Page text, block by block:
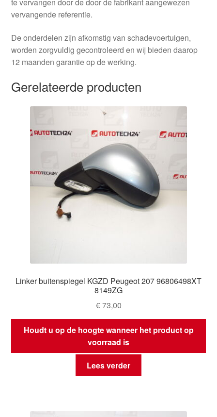
te vervangen door de door de fabrikant aangewezen
vervangende referentie.
De onderdelen zijn afkomstig van schadevoertuigen,
worden zorgvuldig gecontroleerd en wij bieden daarop
12 maanden garantie op de werking.
Gerelateerde producten
Linker buitenspiegel KGZD Peugeot 207 96806498XT
8149ZG
€73,00
Houdt u op de hoogte wanneer het product op
voorraad is
Lees verder